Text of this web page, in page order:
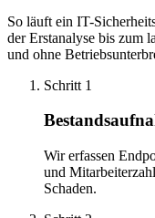
So läuft ein IT-
der Erstanalyse bis zum
und ohne
Schritt 1
Wir erfassen
und
Schaden.